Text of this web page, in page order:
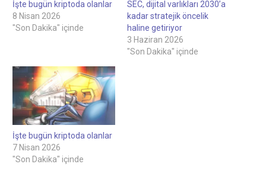
İşte bugün kriptoda olanlar
8 Nisan 2026
"Son Dakika" içinde
SEC, dijital varlıkları 2030’a
kadar stratejik öncelik
haline getiriyor
3 Haziran 2026
"Son Dakika" içinde
İşte bugün kriptoda olanlar
7 Nisan 2026
"Son Dakika" içinde